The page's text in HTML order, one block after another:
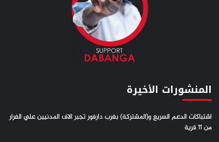
المنشورات الأخيرة
اشتباكات الدعم السريع و(المشتركة) بغرب دارفور تجبر الاف المدنيين علي الفرار
من 11 قرية